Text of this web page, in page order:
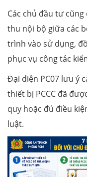
Các chủ đầu tư
thu nội bộ giữa các
trình vào sử dụng,
phục vụ công tác
Đại diện PC07 lưu ý
thiết bị PCCC đã
quy hoặc đủ điều
luật.